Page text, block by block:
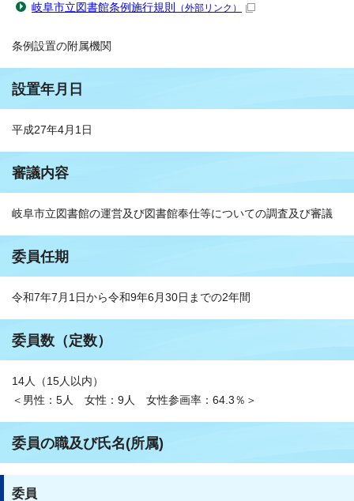
岐阜市立図書館条例施行規則 （外部リンク）
条例設置の附属機関
設置年月日
平成27年4月1日
審議内容
岐阜市立図書館の運営及び図書館奉仕等についての調査及び審議
委員任期
令和7年7月1日から令和9年6月30日までの2年間
委員数（定数）
14人（15人以内）
＜男性：5人 女性：9人 女性参画率：64.3％＞
委員の職及び氏名(所属)
委員